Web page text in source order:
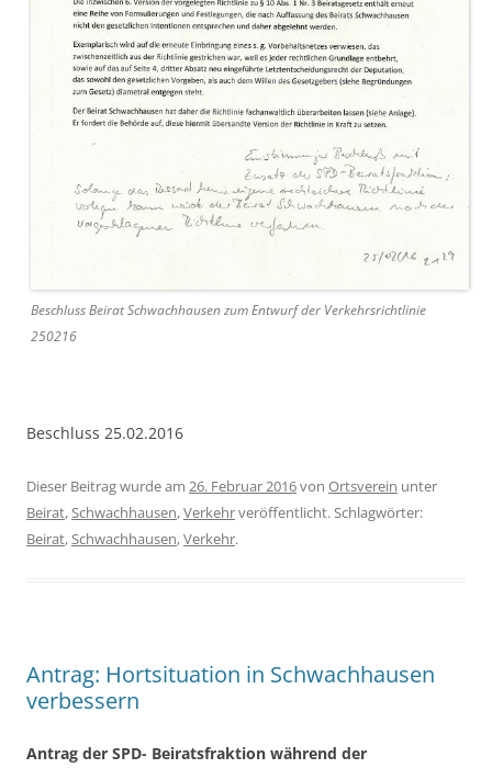
Beschluss Beirat Schwachhausen zum Entwurf der Verkehrsrichtlinie
250216
Beschluss 25.02.2016
Dieser Beitrag wurde am 26. Februar 2016von Ortsverein unter
Beirat,Schwachhausen,Verkehrveröffentlicht. Schlagwörter:
Beirat,Schwachhausen,Verkehr.
Antrag: Hortsituation in Schwachhausen
verbessern
Antrag der SPD- Beiratsfraktion während der